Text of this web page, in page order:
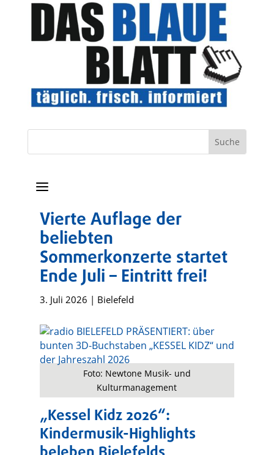
a
Vierte Auflage der
beliebten
Sommerkonzerte startet
Ende Juli – Eintritt frei!
3. Juli 2026 | Bielefeld
Foto: Newtone Musik- und
Kulturmanagement
„Kessel Kidz 2026“:
Kindermusik-Highlights